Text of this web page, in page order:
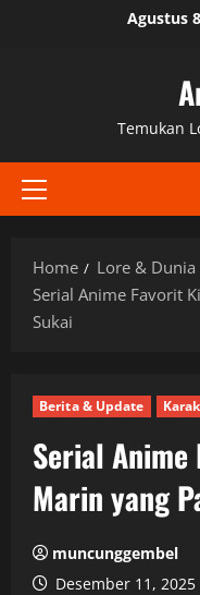
Agustus
Temukan
Primary
Home
Lore & Dunia
Serial Anime Favorit
Sukai
Berita & Update
Serial Anime
Marin yang
muncunggembel
Desember 11, 2025